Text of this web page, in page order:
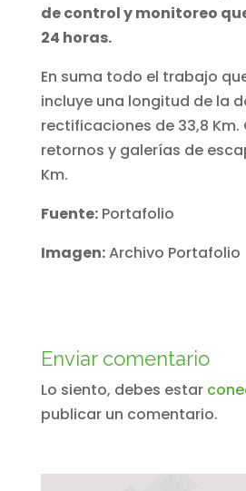
de control y monitoreo
24 horas.
En suma todo el trabajo
incluye una longitud de la
rectificaciones de 33,8
retornos y galerías de
Km.
Fuente:Portafolio
Imagen:Archivo Portafolio
Enviar comentario
Lo siento, debes estar
publicar un comentario.